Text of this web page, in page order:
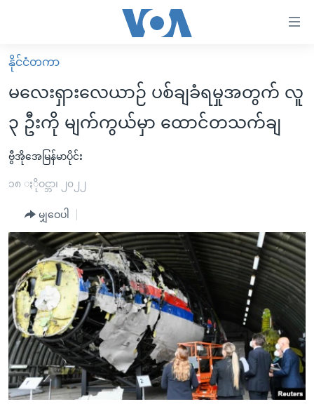
လွယ်ကူ
စေ
သည့်
Link
များ
ပင်မ
ကျော်
ကြည့်
ရန်
ပင်မ
အ
ညွန်း
စာမျက်နှာ
သို့
ကျော်
မူလစာမျက်နှာ
မြန်မာ
ကမ္ဘာ့သတင်းများ
နိုင်ငံတကာ
အစ္စရေး-ပါလက်စတိုင်း
ဗွီဒီယို
အင်္ဂလိပ်စာလေ့လာမယ်
အမေရိကန်သုံးအီဒီယံ
မကြေးမုံရဲ့ အင်္ဂလိပ်စာ
ရုပ်ရှင်ထဲက အင်္ဂလိပ်စာ
သုတပဒေသာ အင်္ဂလိပ်စာ
အပတ်စဉ်ကဏ္ဍများ
ရေဒီယို
တီဗွီ
ရေဒီယိုနှင့်ရုပ်သံ အချက်အလက်များ
ရေဒီယို/တီဗွီအစီအစဉ်
Learning English
ဗွီအိုအေ လူမှုကွန်ယက်များ
နိုင်ငံတကာ
မလေးရှားလေယာဉ် ပစ်ချခံရမှုအတွက် လူ
၃ ဦးကို မျက်ကွယ်မှာ ထောင်တသက်ချ
ဗွီအိုအေမြန်မာပိုင်း
၁၈ ႏိုဝင္ဘာ၊ ၂၀၂၂
မျှဝေပါ